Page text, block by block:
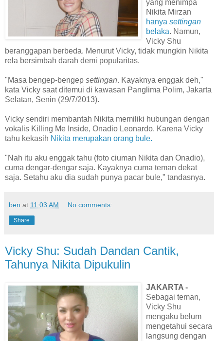
yang menimpa
Nikita Mirzan
hanya settingan
belaka. Namun,
Vicky Shu
beranggapan berbeda. Menurut Vicky, tidak mungkin Nikita
rela bersimbah darah demi popularitas.
"Masa bengep-bengep settingan. Kayaknya enggak deh,"
kata Vicky saat ditemui di kawasan Panglima Polim, Jakarta
Selatan, Senin (29/7/2013).
Vicky sendiri membantah Nikita memiliki hubungan dengan
vokalis Killing Me Inside, Onadio Leonardo. Karena Vicky
tahu kekasih Nikita merupakan orang bule.
"Nah itu aku enggak tahu (foto ciuman Nikita dan Onadio),
cuma dengar-dengar saja. Kayaknya cuma teman dekat
saja. Setahu aku dia sudah punya pacar bule," tandasnya.
ben at 11:03 AM No comments:
Share
Vicky Shu: Sudah Dandan Cantik,
Tahunya Nikita Dipukulin
JAKARTA -
Sebagai teman,
Vicky Shu
mengaku belum
mengetahui secara
langsung dengan